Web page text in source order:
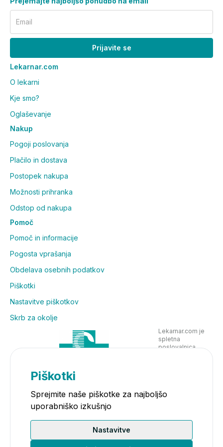
Email
Prijavite se
Lekarnar.com
O lekarni
Kje smo?
Oglaševanje
Nakup
Pogoji poslovanja
Plačilo in dostava
Postopek nakupa
Možnosti prihranka
Odstop od nakupa
Pomoč
Pomoč in informacije
Pogosta vprašanja
Obdelava osebnih podatkov
Piškotki
Nastavitve piškotkov
Skrb za okolje
Lekarnar.com je
spletna
poslovalnica
Piškotki
Sprejmite naše piškotke za najboljšo
uporabniško izkušnjo
Nastavitve